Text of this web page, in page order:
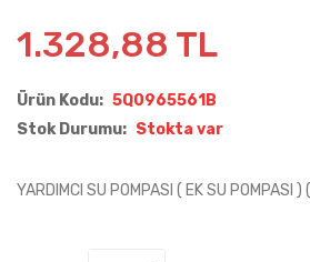
1.328,88 TL
Ürün Kodu: 5Q0965561B
Stok Durumu: Stokta var
YARDIMCI SU POMPASI ( EK SU POMPASI )